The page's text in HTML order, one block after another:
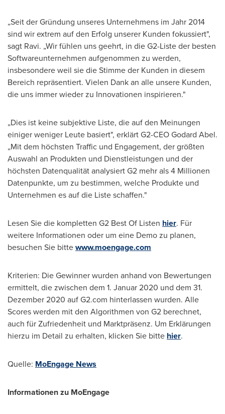
„Seit der Gründung unseres Unternehmens im Jahr 2014
sind wir extrem auf den Erfolg unserer Kunden fokussiert",
sagt Ravi. „Wir fühlen uns geehrt, in die G2-Liste der besten
Softwareunternehmen aufgenommen zu werden,
insbesondere weil sie die Stimme der Kunden in diesem
Bereich repräsentiert. Vielen Dank an alle unsere Kunden,
die uns immer wieder zu Innovationen inspirieren."
„Dies ist keine subjektive Liste, die auf den Meinungen
einiger weniger Leute basiert", erklärt G2-CEO Godard Abel.
„Mit dem höchsten Traffic und Engagement, der größten
Auswahl an Produkten und Dienstleistungen und der
höchsten Datenqualität analysiert G2 mehr als 4 Millionen
Datenpunkte, um zu bestimmen, welche Produkte und
Unternehmen es auf die Liste schaffen."
Lesen Siedie kompletten G2 Best Of Listen hier. Für
weitere Informationen oder um eine Demo zu planen,
besuchen Sie bittewww.moengage.com
Kriterien: Die Gewinner wurden anhand von Bewertungen
ermittelt, die zwischen dem 1. Januar 2020 und dem 31.
Dezember 2020 auf G2.com hinterlassen wurden. Alle
Scores werden mit den Algorithmen von G2 berechnet,
auch für Zufriedenheit und Marktpräsenz. Um Erklärungen
hierzu im Detail zu erhalten, klicken Sie bitte hier.
Quelle: MoEngage News
Informationen zu MoEngage